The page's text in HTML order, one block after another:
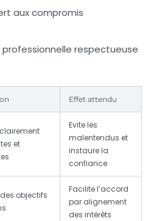
aux compromis
respectueuse
Effet attendu
et
Evite les
malentendus et
instaure la
confiance
objectifs
Facilite l’accord
par alignement
des intérêts